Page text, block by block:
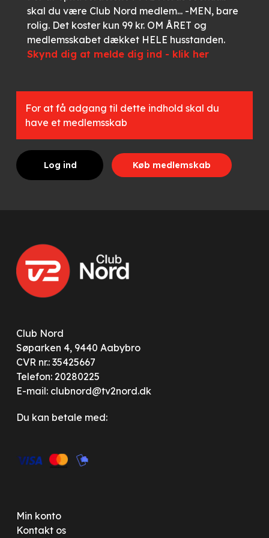
skal du være Club Nord medlem... -MEN, bare
rolig. Det koster kun 99 kr. OM ÅRET og
medlemsskabet dækket HELE husstanden.
Skynd dig at melde dig ind - klik her
For at få adgang til dette indhold skal du
have et medlemsskab
Log ind Køb medlemskab
Club Nord
Søparken 4, 9440 Aabybro
CVR nr.: 35425667
Telefon: 20280225
E-mail: clubnord@tv2nord.dk
Du kan betale med:
Min konto
Kontakt os